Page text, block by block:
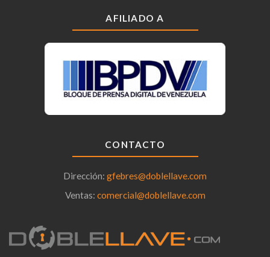
AFILIADO A
CONTACTO
Dirección: gfebres@doblellave.com
Ventas: comercial@doblellave.com